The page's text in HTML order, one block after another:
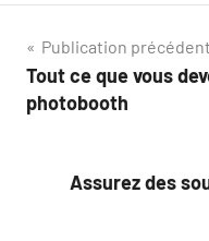
Navigation
de
Publication
Tout ce que vous
photobooth
Assurez des